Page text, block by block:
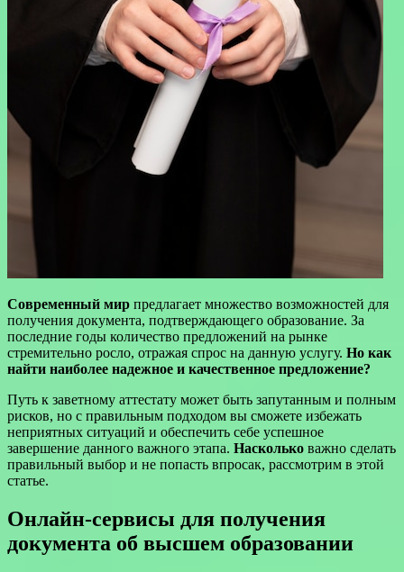
Современный мир предлагает множество возможностей для
получения документа, подтверждающего образование. За
последние годы количество предложений на рынке
стремительно росло, отражая спрос на данную услугу. Но как
найти наиболее надежное и качественное предложение?
Путь к заветному аттестату может быть запутанным и полным
рисков, но с правильным подходом вы сможете избежать
неприятных ситуаций и обеспечить себе успешное
завершение данного важного этапа. Насколько важно сделать
правильный выбор и не попасть впросак, рассмотрим в этой
статье.
Онлайн-сервисы для получения
документа об высшем образовании